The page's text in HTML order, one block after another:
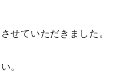
せていただきました。
。